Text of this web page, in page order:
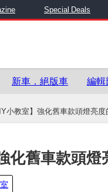
Special Deals
新車．絕版車 編輯
小教室】強化舊車款頭燈亮度
化舊車款頭燈